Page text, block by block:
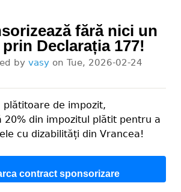
fără nici un
Declarația 177!
by vasy on Tue, 2026-02-24
plătitoare de impozit,
20% din impozitul plătit pentru a
cu dizabilități din Vrancea!
contract sponsorizare